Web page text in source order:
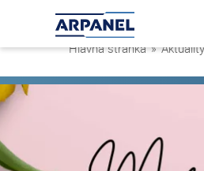
Hlavná stránka » Aktuality